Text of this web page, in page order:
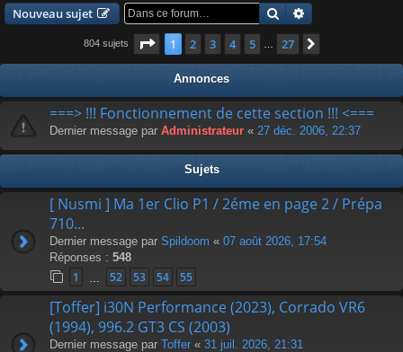
c
Nouveau sujet Rechercher
804 sujets Page 1sur27
1 2 3 4 5 27
Annonces
===> !!! Fonctionnement de cette section !!! <===
Dernier message par Administrateur « 27 déc. 2006, 22:37
Sujets
[ Nusmi ] Ma 1er Clio P1 / 2éme en page 2 / Prépa
710...
Dernier message par Spildoom « 07 août 2026, 17:54
Réponses : 548
1 52 53 54 55
[Toffer] i30N Performance (2023), Corrado VR6
(1994), 996.2 GT3 CS (2003)
Dernier message par Toffer « 31 juil. 2026, 21:31